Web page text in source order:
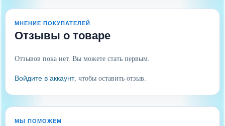
МНЕНИЕ ПОКУПАТЕЛЕЙ
Отзывы о товаре
Отзывов пока нет. Вы можете стать первым.
Войдите в аккаунт, чтобы оставить отзыв.
МЫ ПОМОЖЕМ